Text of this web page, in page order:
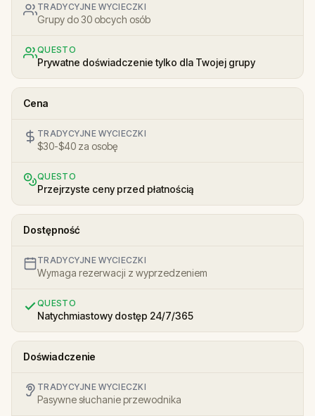
TRADYCYJNE WYCIECZKI
Grupy do 30 obcych osób
QUESTO
Prywatne doświadczenie tylko dla Twojej grupy
Cena
TRADYCYJNE WYCIECZKI
$30-$40 za osobę
QUESTO
Przejrzyste ceny przed płatnością
Dostępność
TRADYCYJNE WYCIECZKI
Wymaga rezerwacji z wyprzedzeniem
QUESTO
Natychmiastowy dostęp 24/7/365
Doświadczenie
TRADYCYJNE WYCIECZKI
Pasywne słuchanie przewodnika